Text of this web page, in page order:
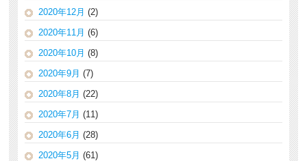
2020年12月 (2)
2020年11月 (6)
2020年10月 (8)
2020年9月 (7)
2020年8月 (22)
2020年7月 (11)
2020年6月 (28)
2020年5月 (61)